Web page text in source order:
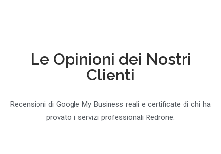
Le Opinioni dei Nostri
Clienti
Recensioni di Google My Business reali e certificate di chi ha
provato i servizi professionali Redrone.